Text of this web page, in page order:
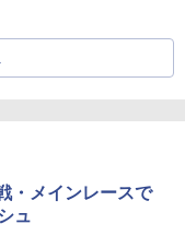
・メインレースで
ュ